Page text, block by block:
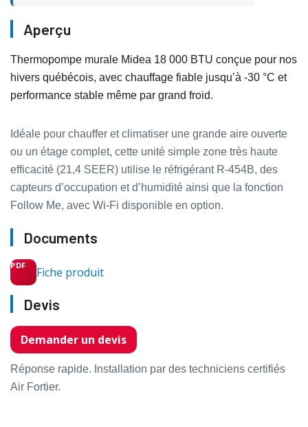
Aperçu
Thermopompe murale Midea 18 000 BTU conçue pour nos
hivers québécois, avec chauffage fiable jusqu’à -30 °C et
performance stable même par grand froid.
Idéale pour chauffer et climatiser une grande aire ouverte
ou un étage complet, cette unité simple zone très haute
efficacité (21,4 SEER) utilise le réfrigérant R‑454B, des
capteurs d’occupation et d’humidité ainsi que la fonction
Follow Me, avec Wi‑Fi disponible en option.
Documents
Fiche produit
Devis
Demander un devis
Réponse rapide. Installation par des techniciens certifiés
Air Fortier.